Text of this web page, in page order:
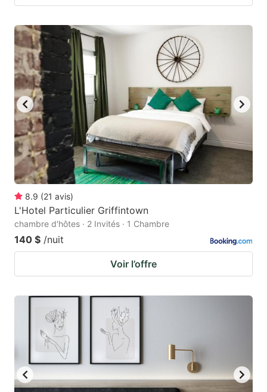
8.9 (21 avis)
L'Hotel Particulier Griffintown
chambre d'hôtes · 2 Invités · 1 Chambre
140 $ /nuit
Voir l’offre